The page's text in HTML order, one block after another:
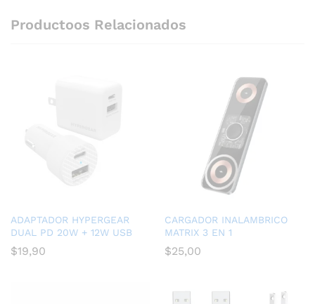
Productoos Relacionados
ADAPTADOR HYPERGEAR
DUAL PD 20W + 12W USB
$19,90
CARGADOR INALAMBRICO
MATRIX 3 EN 1
$25,00